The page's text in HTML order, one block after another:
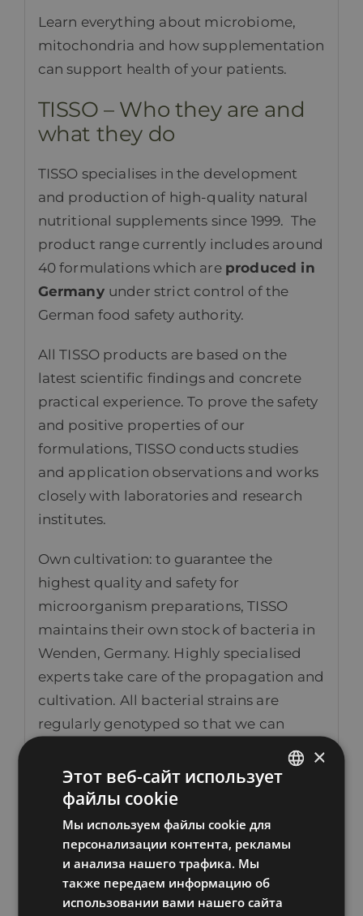
Learn everything about microbiome,
mitochondria and how supplementation
can support health of your patients.
TISSO – Who they are and
what they do
TISSO specialises in the development
and production of high-quality natural
nutritional supplements since 1999. The
product range currently includes around
40 formulations which are produced in
Germany under strict control of the
German food safety authority.
All TISSO products are based on the
latest scientific findings and concrete
practical experience. To prove the safety
and positive properties of our
formulations, TISSO conducts studies
and application observations and works
closely with laboratories and research
institutes.
Own cultivation: to guarantee the
highest quality and safety for
microorganism preparations, TISSO
maintains their own stock of bacteria in
Wenden, Germany. Highly specialised
experts take care of the propagation and
cultivation. All bacterial strains are
regularly genotyped so that we can
TISSO products contain neither
genetically manipulated raw materials
nor other harmful substances. They do
not use artificial additives such as
preservatives and sweeteners, flavours
and flavour enhancers, or gluten.
RUSSIAN
LATVIAN
×
Этот веб-сайт использует
файлы cookie
Мы используем файлы cookie для
персонализации контента, рекламы
и анализа нашего трафика. Мы
также передаем информацию об
использовании вами нашего сайта